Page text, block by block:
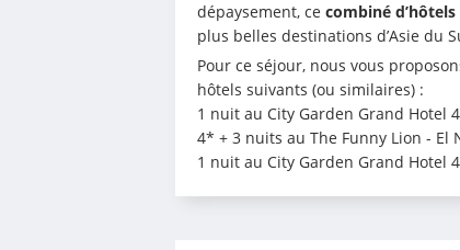
dépaysement, ce combiné d’hôtels
plus belles destinations d’Asie du
Pour ce séjour, nous vous
hôtels suivants (ou similaires) :
1 nuit au City Garden Grand Hotel
4* + 3 nuits au The Funny Lion - El
1 nuit au City Garden Grand Hotel